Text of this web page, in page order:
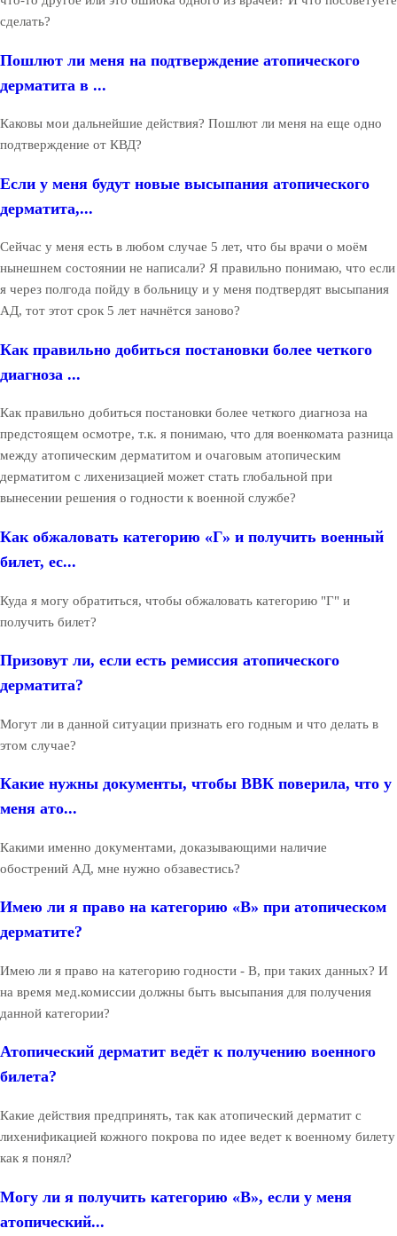
сделать?
Пошлют ли меня на подтверждение атопического
дерматита в ...
Каковы мои дальнейшие действия? Пошлют ли меня на еще одно
подтверждение от КВД?
Если у меня будут новые высыпания атопического
дерматита,...
Сейчас у меня есть в любом случае 5 лет, что бы врачи о моём
нынешнем состоянии не написали? Я правильно понимаю, что если
я через полгода пойду в больницу и у меня подтвердят высыпания
АД, тот этот срок 5 лет начнётся заново?
Как правильно добиться постановки более четкого
диагноза ...
Как правильно добиться постановки более четкого диагноза на
предстоящем осмотре, т.к. я понимаю, что для военкомата разница
между атопическим дерматитом и очаговым атопическим
дерматитом с лихенизацией может стать глобальной при
вынесении решения о годности к военной службе?
Как обжаловать категорию «Г» и получить военный
билет, ес...
Куда я могу обратиться, чтобы обжаловать категорию "Г" и
получить билет?
Призовут ли, если есть ремиссия атопического
дерматита?
Могут ли в данной ситуации признать его годным и что делать в
этом случае?
Какие нужны документы, чтобы ВВК поверила, что у
меня ато...
Какими именно документами, доказывающими наличие
обострений АД, мне нужно обзавестись?
Имею ли я право на категорию «В» при атопическом
дерматите?
Имею ли я право на категорию годности - В, при таких данных? И
на время мед.комиссии должны быть высыпания для получения
данной категории?
Атопический дерматит ведёт к получению военного
билета?
Какие действия предпринять, так как атопический дерматит с
лихенификацией кожного покрова по идее ведет к военному билету
как я понял?
Могу ли я получить категорию «В», если у меня
атопический...